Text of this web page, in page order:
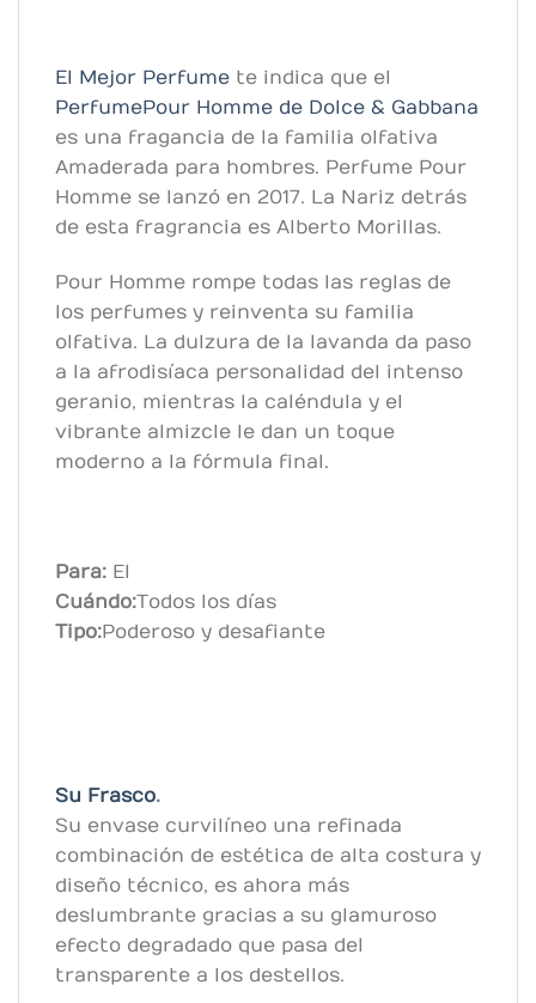
El Mejor Perfume te indica que el
Perfume Pour Homme de Dolce & Gabbana
es una fragancia de la familia olfativa
Amaderada para hombres. Perfume Pour
Homme se lanzó en 2017. La Nariz detrás
de esta fragrancia es Alberto Morillas.
Pour Homme rompe todas las reglas de
los perfumes y reinventa su familia
olfativa. La dulzura de la lavanda da paso
a la afrodisíaca personalidad del intenso
geranio, mientras la caléndula y el
vibrante almizcle le dan un toque
moderno a la fórmula final.
Para: El
Cuándo:Todos los días
Tipo:Poderoso y desafiante
Su Frasco.
Su envase curvilíneo una refinada
combinación de estética de alta costura y
diseño técnico, es ahora más
deslumbrante gracias a su glamuroso
efecto degradado que pasa del
transparente a los destellos.